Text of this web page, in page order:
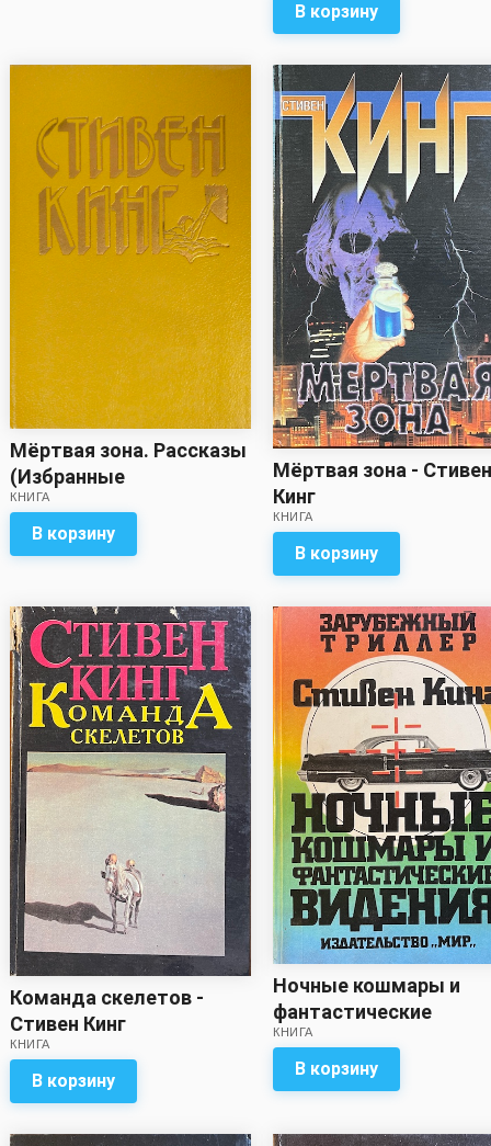
В корзину
Мёртвая зона. Рассказы
(Избранные
произведения в трёх
томах. Том третий) -
Стивен Кинг
КНИГА
В корзину
Мёртвая зона - Стивен
Кинг
КНИГА
В корзину
Команда скелетов -
Стивен Кинг
КНИГА
В корзину
Ночные кошмары и
фантастические
видения - Стивен Кинг
КНИГА
В корзину